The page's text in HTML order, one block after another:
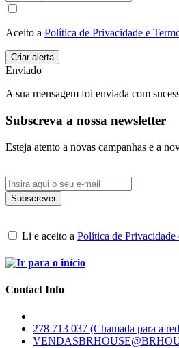
Aceito a Política de Privacidade e
Enviado
A sua mensagem foi enviada com
Subscreva a nossa newsletter
Esteja atento a novas campanhas e a
Li e aceito a Política de Privacidade
Contact Info
278 713 037 (Chamada para a